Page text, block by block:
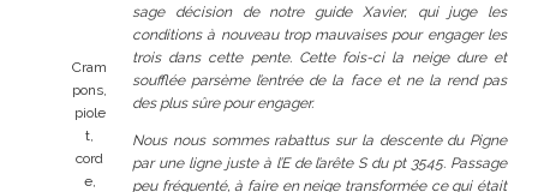
Cram
pons,
piole
t,
cord
e,
sage décision de notre guide Xavier, qui juge les
conditions à nouveau trop mauvaises pour engager les
trois dans cette pente. Cette fois-ci la neige dure et
soufflée parsème l’entrée de la face et ne la rend pas
des plus sûre pour engager.
Nous nous sommes rabattus sur la descente du Pigne
par une ligne juste à l’E de l’arête S du pt 3545. Passage
peu fréquenté, à faire en neige transformée ce qui était